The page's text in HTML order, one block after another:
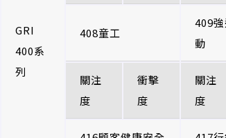
GRI
400系
列
408童工
409
動
關注
度
衝擊
度
關注
度